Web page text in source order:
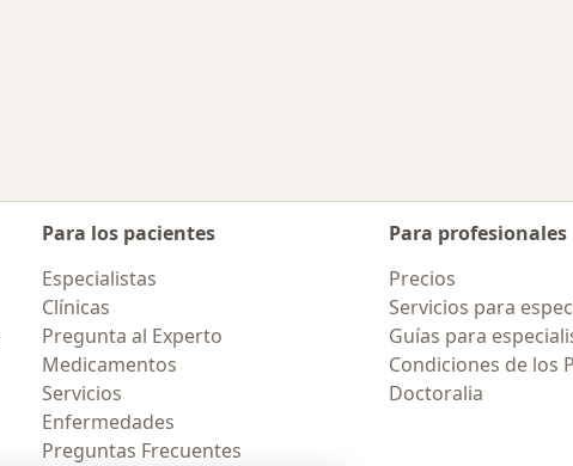
Para los pacientes
Especialistas
Clínicas
Pregunta al Experto
Medicamentos
Servicios
Enfermedades
Preguntas Frecuentes
Para profesionales
Precios
Servicios para
Guías para
Condiciones de los
Doctoralia